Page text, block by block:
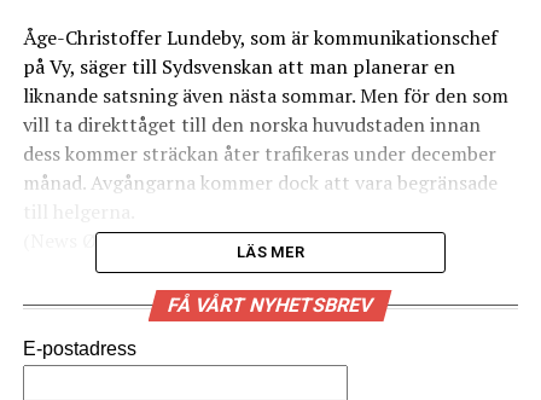
Åge-Christoffer Lundeby, som är kommunikationschef
på Vy, säger till Sydsvenskan att man planerar en
liknande satsning även nästa sommar. Men för den som
vill ta direkttåget till den norska huvudstaden innan
dess kommer sträckan åter trafikeras under december
månad. Avgångarna kommer dock att vara begränsade
(News Øresund)
LÄS OCKSÅ:
Tyska järnvägsanslutningen till kommande Fehmarn
Bält-tunneln minst tre år försenad
LÄS MER
FÅ VÅRT NYHETSBREV
E-postadress